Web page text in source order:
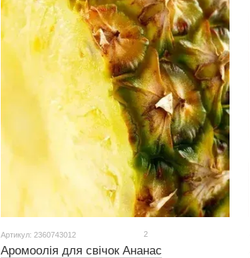
Артикул: 2360743012 2
Аромоолія для свічок Ананас